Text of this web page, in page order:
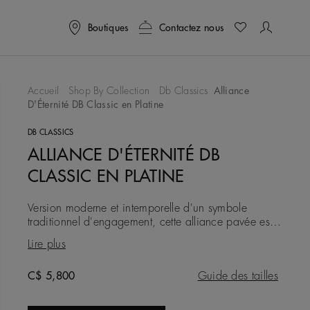
Boutiques Contactez nous
Accueil Shop By Collection Db Classics
Alliance
D'Éternité DB Classic en Platine
DB CLASSICS
ALLIANCE D'ÉTERNITÉ DB
CLASSIC EN PLATINE
Version moderne et intemporelle d'un symbole
traditionnel d'engagement, cette alliance pavée est
composée autour d'un anneau en platine d'une
largeur de ~1,8 mm. Des
Lire plus
Original price
C$ 5,800 Guide des tailles